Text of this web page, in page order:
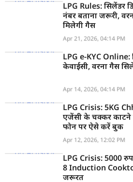
LPG Rules: सिलेंडर
नंबर बताना जरूरी,
मिलेगी गैस
Apr 21, 2026, 04:14 PM
LPG e-KYC
केवाईसी, वरना गैस
Apr 14, 2026, 04:14 PM
LPG Crisis: 5KG
एजेंसी के चक्कर काटने
फोन पर ऐसे करें बुक
Apr 12, 2026, 12:02 PM
LPG Crisis: 5000
8 Induction
जरूरत